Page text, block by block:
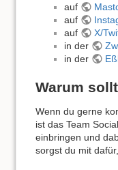
auf
auf
auf
X/
in der
in der
Warum
Wenn du gerne
ist das Team
einbringen und
sorgst du mit